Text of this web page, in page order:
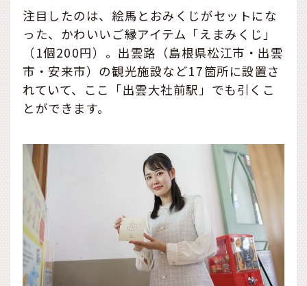
注目したのは、絵馬とおみくじがセットにな
った、かわいいご縁アイテム「えまみくじ」
（1個200円）。出雲路（島根県松江市・出雲
市・安来市）の観光施設など17箇所に設置さ
れていて、ここ「出雲大社前駅」でも引くこ
とができます。